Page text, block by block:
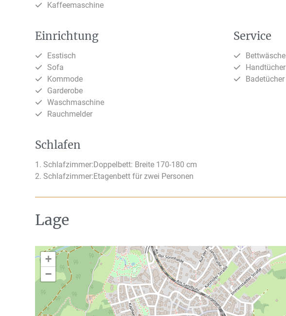
Kaffeemaschine
Einrichtung
Esstisch
Sofa
Kommode
Garderobe
Waschmaschine
Rauchmelder
Service
Bettwäsche
Handtücher
Badetücher
Schlafen
1. Schlafzimmer: Doppelbett: Breite 170-180 cm
2. Schlafzimmer: Etagenbett für zwei Personen
Lage